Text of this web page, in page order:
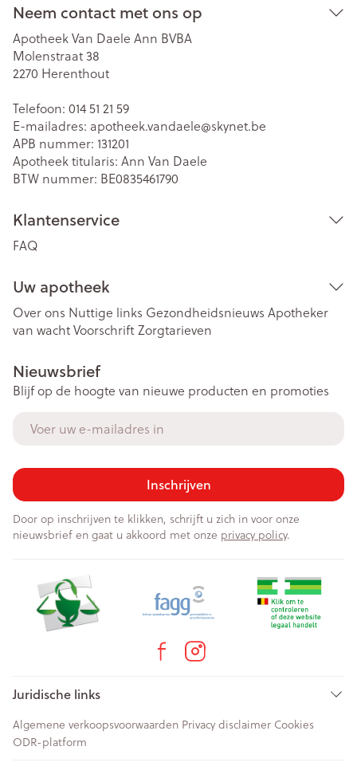
Neem contact met ons op
Apotheek Van Daele Ann BVBA
Molenstraat 38
2270 Herenthout
Telefoon: 014 51 21 59
E-mailadres: apotheek.vandaele@skynet.be
APB nummer: 131201
Apotheek titularis: Ann Van Daele
BTW nummer: BE0835461790
Klantenservice
FAQ
Uw apotheek
Over ons Nuttige links Gezondheidsnieuws Apotheker
van wachtVoorschriftZorgtarieven
Nieuwsbrief
Blijf op de hoogte van nieuwe producten en promoties
Inschrijven
Door op inschrijven te klikken, schrijft u zich in voor onze
nieuwsbrief en gaat u akkoord met onze privacy policy.
Juridische links
Algemene verkoopsvoorwaarden Privacy disclaimer Cookies
ODR-platform